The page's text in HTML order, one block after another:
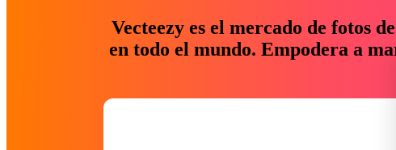
Vecteezy es el mercado de fotos
en todo el mundo. Empodera a